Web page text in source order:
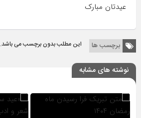
عیدتان مبارک
برچسب ها این مطلب بدون برچسب می باشد.
نوشته های مشابه